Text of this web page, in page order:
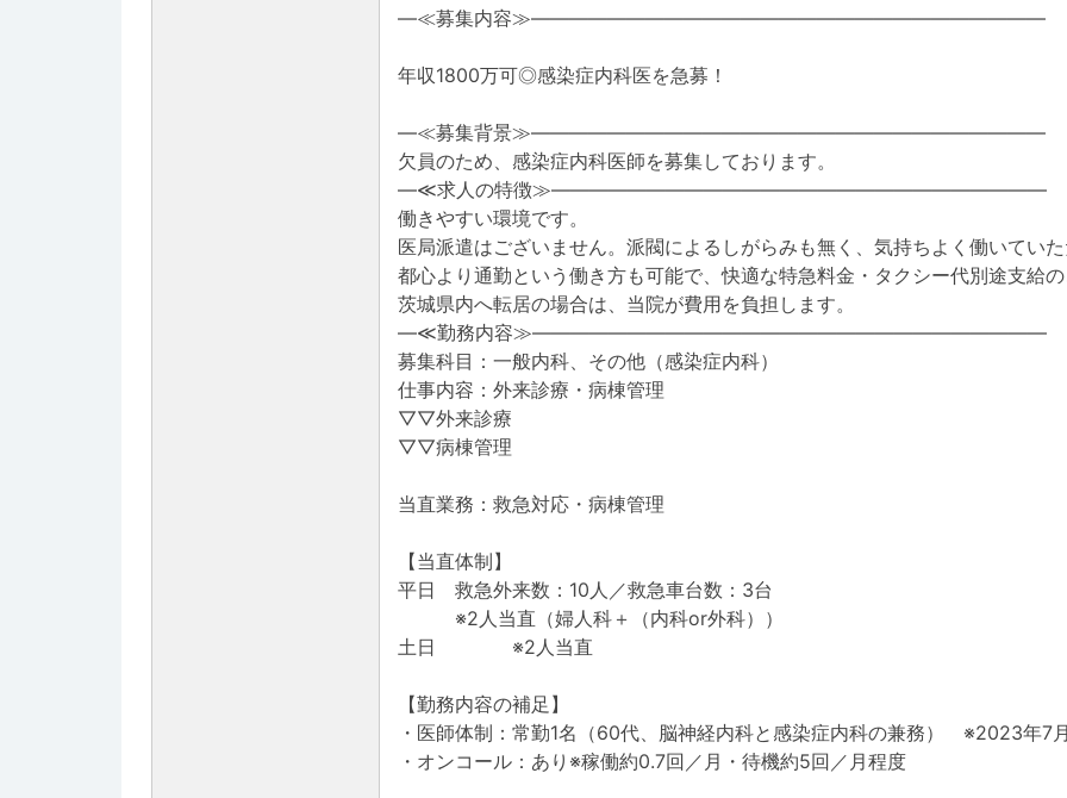
―≪募集内容≫―――――――――――――――――――――――――――
年収1800万可◎感染症内科医を急募！
―≪募集背景≫―――――――――――――――――――――――――――
欠員のため、感染症内科医師を募集しております。
―≪求人の特徴≫――――――――――――――――――――――――――
働きやすい環境です。
医局派遣はございません。派閥によるしがらみも無く、気持ちよく働いてい
都心より通勤という働き方も可能で、快適な特急料金・タクシー代別途支給
茨城県内へ転居の場合は、当院が費用を負担します。
―≪勤務内容≫―――――――――――――――――――――――――――
募集科目：一般内科、その他（感染症内科）
仕事内容：外来診療・病棟管理
▽▽外来診療
▽▽病棟管理
当直業務：救急対応・病棟管理
【当直体制】
平日 救急外来数：10人／救急車台数：3台
※2人当直（婦人科＋（内科or外科））
土日 ※2人当直
【勤務内容の補足】
・医師体制：常勤1名（60代、脳神経内科と感染症内科の兼務） ※2023年7
・オンコール：あり※稼働約0.7回／月・待機約5回／月程度